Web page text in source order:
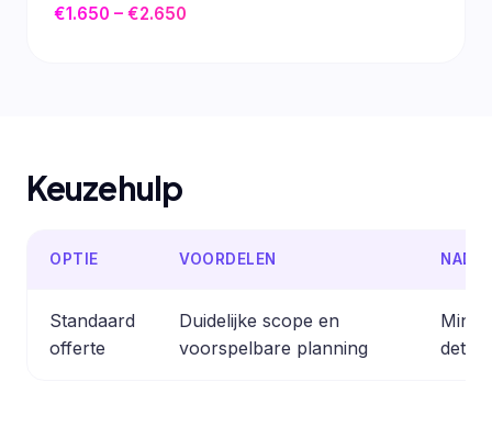
€1.650 – €2.650
Keuzehulp
OPTIE VOORDELEN
Standaard
offerte
Duidelijke scope en
voorspelbare planning